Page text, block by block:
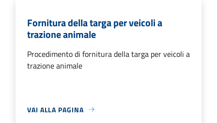
Fornitura della targa per veicoli a
trazione animale
Procedimento di fornitura della targa per veicoli a
trazione animale
VAI ALLA PAGINA